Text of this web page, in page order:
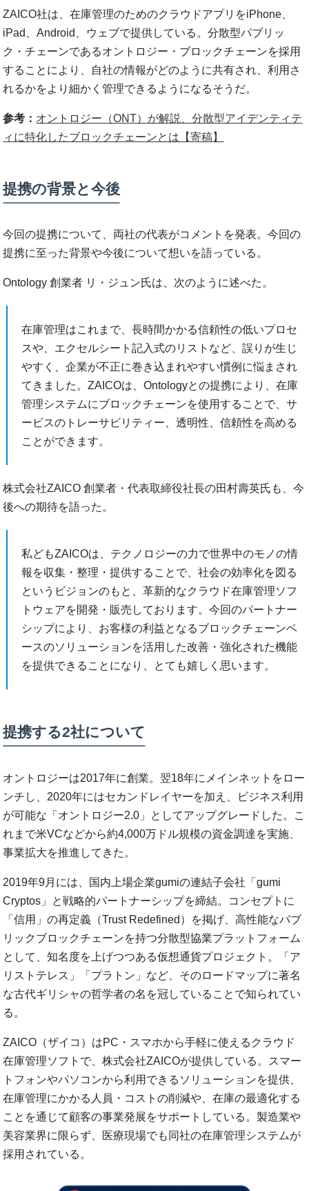
ZAICO社は、在庫管理のためのクラウドアプリをiPhone、
iPad、Android、ウェブで提供している。分散型パブリッ
ク・チェーンであるオントロジー・ブロックチェーンを採用
することにより、自社の情報がどのように共有され、利用さ
れるかをより細かく管理できるようになるそうだ。
参考： オントロジー（ONT）が解説、分散型アイデンティテ
ィに特化したブロックチェーンとは【寄稿】
提携の背景と今後
今回の提携について、両社の代表がコメントを発表。今回の
提携に至った背景や今後について想いを語っている。
Ontology 創業者 リ・ジュン氏は、次のように述べた。
在庫管理はこれまで、長時間かかる信頼性の低いプロセ
スや、エクセルシート記入式のリストなど、誤りが生じ
やすく、企業が不正に巻き込まれやすい慣例に悩まされ
てきました。ZAICOは、Ontologyとの提携により、在庫
管理システムにブロックチェーンを使用することで、サ
ービスのトレーサビリティー、透明性、信頼性を高める
ことができます。
株式会社ZAICO 創業者・代表取締役社長の田村壽英氏も、今
後への期待を語った。
私どもZAICOは、テクノロジーの力で世界中のモノの情
報を収集・整理・提供することで、社会の効率化を図る
というビジョンのもと、革新的なクラウド在庫管理ソフ
トウェアを開発・販売しております。今回のパートナー
シップにより、お客様の利益となるブロックチェーンベ
ースのソリューションを活用した改善・強化された機能
を提供できることになり、とても嬉しく思います。
提携する2社について
オントロジーは2017年に創業。翌18年にメインネットをロー
ンチし、2020年にはセカンドレイヤーを加え、ビジネス利用
が可能な「オントロジー2.0」としてアップグレードした。こ
れまで米VCなどから約4,000万ドル規模の資金調達を実施、
事業拡大を推進してきた。
2019年9月には、国内上場企業gumiの連結子会社「gumi
Cryptos」と戦略的パートナーシップを締結。コンセプトに
「信用」の再定義（Trust Redefined）を掲げ、高性能なパブ
リックブロックチェーンを持つ分散型協業プラットフォーム
として、知名度を上げつつある仮想通貨プロジェクト。「ア
リストテレス」「プラトン」など、そのロードマップに著名
な古代ギリシャの哲学者の名を冠していることで知られてい
る。
ZAICO（ザイコ）はPC・スマホから手軽に使えるクラウド
在庫管理ソフトで、株式会社ZAICOが提供している。スマー
トフォンやパソコンから利用できるソリューションを提供、
在庫管理にかかる人員・コストの削減や、在庫の最適化する
ことを通じて顧客の事業発展をサポートしている。製造業や
美容業界に限らず、医療現場でも同社の在庫管理システムが
採用されている。